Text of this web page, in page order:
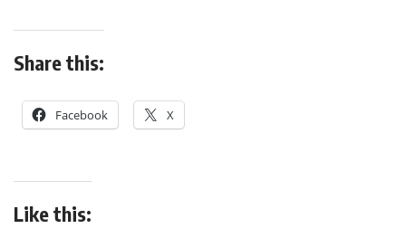
Share this:
Facebook X
Like this: